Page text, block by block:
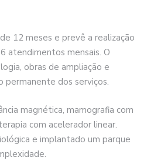
12 meses e prevê a realização
atendimentos mensais. O
obras de ampliação e
permanente dos serviços.
magnética, mamografia com
com acelerador linear.
e implantado um parque